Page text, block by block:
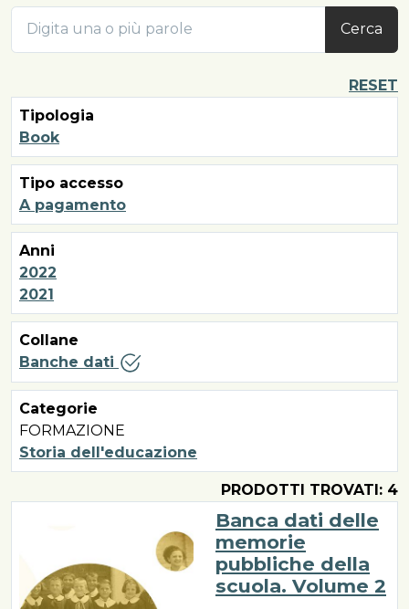
Cerca
RESET
Tipologia
Book
Tipo accesso
A pagamento
Anni
2022
2021
Collane
Banche dati
Categorie
FORMAZIONE
Storia dell'educazione
PRODOTTI TROVATI: 4
Banca dati delle
memorie
pubbliche della
scuola. Volume 2